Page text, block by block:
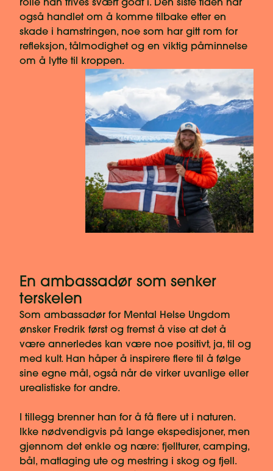
rolle han trives svært godt i. Den siste tiden har
også handlet om å komme tilbake etter en
skade i hamstringen, noe som har gitt rom for
refleksjon, tålmodighet og en viktig påminnelse
om å lytte til kroppen.
En ambassadør som senker
terskelen
Som ambassadør for Mental Helse Ungdom
ønsker Fredrik først og fremst å vise at det å
være annerledes kan være noe positivt, ja, til og
med kult. Han håper å inspirere flere til å følge
sine egne mål, også når de virker uvanlige eller
urealistiske for andre.
I tillegg brenner han for å få flere ut i naturen.
Ikke nødvendigvis på lange ekspedisjoner, men
gjennom det enkle og nære: fjellturer, camping,
bål, matlaging ute og mestring i skog og fjell.